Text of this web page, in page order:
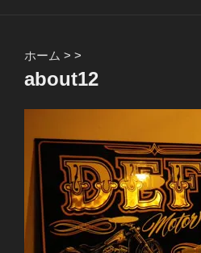
ホーム > >
about12